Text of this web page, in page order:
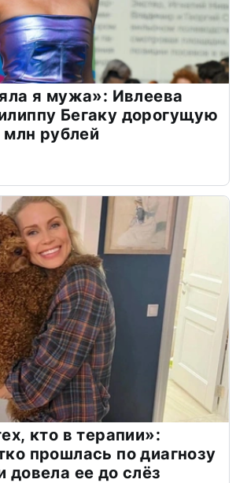
я мужа»: Ивлеева
Бегаку дорогущую
млн рублей
кто в терапии»:
прошлась по диагнозу
довела ее до слёз